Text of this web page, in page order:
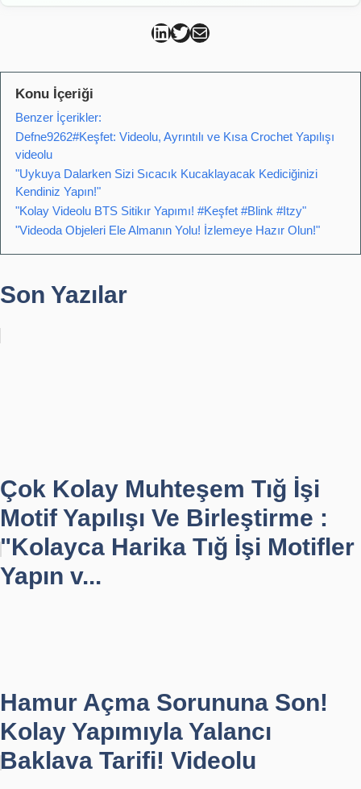
Can Kütahya Linkedin
Can Kütahya Twitter
Can Kütahya Mail
Konu İçeriği
Benzer İçerikler:
Defne9262#Keşfet: Videolu, Ayrıntılı ve Kısa Crochet Yapılışı
videolu
"Uykuya Dalarken Sizi Sıcacık Kucaklayacak Kediciğinizi
Kendiniz Yapın!"
"Kolay Videolu BTS Sitikır Yapımı! #Keşfet #Blink #Itzy"
"Videoda Objeleri Ele Almanın Yolu! İzlemeye Hazır Olun!"
Son Yazılar
Çok Kolay Muhteşem Tığ İşi
Motif Yapılışı Ve Birleştirme :
"Kolayca Harika Tığ İşi Motifler
Yapın v...
Hamur Açma Sorununa Son!
Kolay Yapımıyla Yalancı
Baklava Tarifi! Videolu